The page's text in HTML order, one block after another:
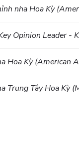
nha Hoa Kỳ
Opinion Leader -
Hoa Kỳ (American
Trung Tây Hoa Kỳ